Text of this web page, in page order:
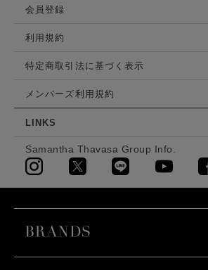
会員登録
利用規約
特定商取引法に基づく表示
メンバーズ利用規約
LINKS
Samantha Thavasa Group Info.